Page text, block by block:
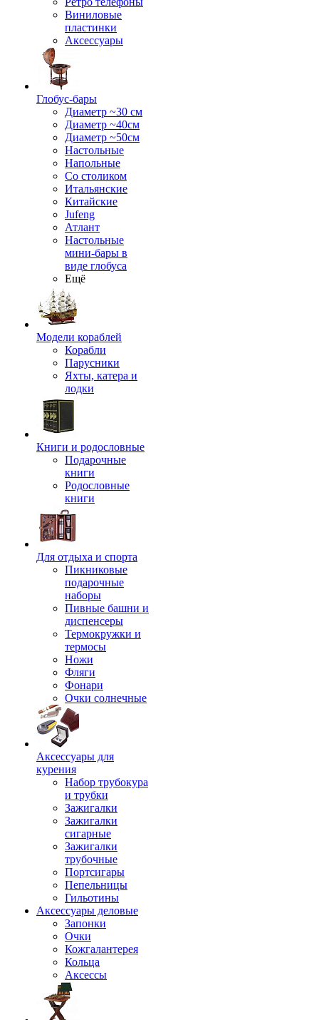
Виниловые
пластинки
Аксессуары
Глобус-бары
Диаметр ~30 см
Диаметр ~40см
Диаметр ~50см
Настольные
Напольные
Со столиком
Итальянские
Китайские
Jufeng
Атлант
Настольные
мини-бары в
виде глобуса
Ещё
Модели кораблей
Корабли
Парусники
Яхты, катера и
лодки
Книги и родословные
Подарочные
книги
Родословные
книги
Для отдыха и спорта
Пикниковые
подарочные
наборы
Пивные башни и
диспенсеры
Термокружки и
термосы
Ножи
Фляги
Фонари
Очки солнечные
Аксессуары для
курения
Набор трубокура
и трубки
Зажигалки
Зажигалки
сигарные
Зажигалки
трубочные
Портсигары
Пепельницы
Гильотины
Аксессуары деловые
Запонки
Очки
Кожгалантерея
Кольца
Аксессы